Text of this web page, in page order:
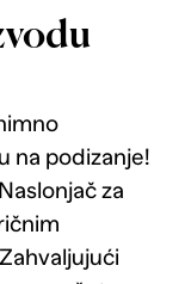
na podizanje!
za